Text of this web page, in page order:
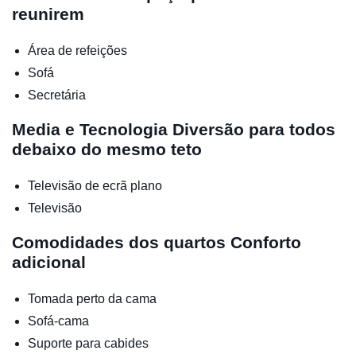
reunirem
Área de refeições
Sofá
Secretária
Media e Tecnologia Diversão para todos
debaixo do mesmo teto
Televisão de ecrã plano
Televisão
Comodidades dos quartos Conforto
adicional
Tomada perto da cama
Sofá-cama
Suporte para cabides